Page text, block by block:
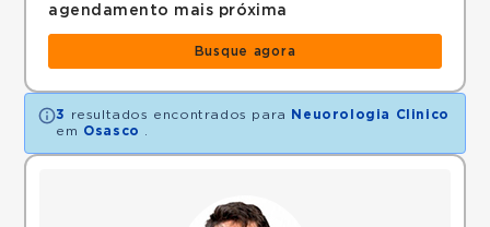
agendamento mais próxima
Busque agora
3 resultados encontrados para
Neuorologia Clinico
em Osasco